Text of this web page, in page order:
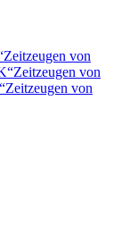
Zeitzeugen von
Zeitzeugen von
Zeitzeugen von